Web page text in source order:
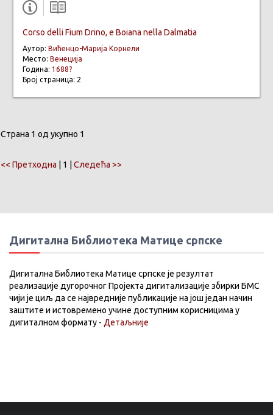
Corso delli Fium Drino, e Boiana nella Dalmatia
Аутор: Вићенцо-Марија Корнели
Место: Венеција
Година: 1688?
Број страница: 2
Страна 1 од укупно 1
<< Претходна | 1 | Следећа >>
Дигитална Библиотека Матице српске
Дигитална Библиотека Матице српске је резултат
реализације дугорочног Пројекта дигитализације збирки БМС
чији је циљ да се највредније публикације на још један начин
заштите и истовремено учине доступним корисницима у
дигиталном формату - Детаљније